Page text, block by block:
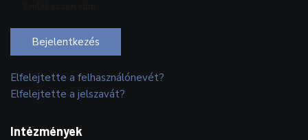
Bejelentkezés
Elfelejtette a felhasználónevét?
Elfelejtette a jelszavát?
Intézmények